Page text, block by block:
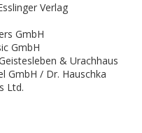
Verlag
GmbH
GmbH
& Urachhaus
GmbH / Dr. Hauschka
Ltd.